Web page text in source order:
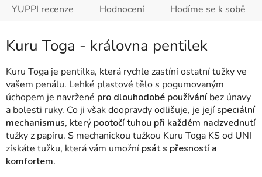
YUPPI recenze
Hodnocení Hodíme se k sobě
Kuru Toga - královna pentilek
Kuru Toga je pentilka, která rychle zastíní ostatní tužky ve
vašem penálu. Lehké plastové tělo s pogumovaným
úchopem je navržené pro dlouhodobé používáníbez únavy
a bolesti ruky. Co ji však doopravdy odlišuje, je její speciální
mechanismus, který pootočí tuhou při každém nadzvednutí
tužky z papíru. S mechanickou tužkou Kuru Toga KS od UNI
získáte tužku, která vám umožní psát s přesností a
komfortem.